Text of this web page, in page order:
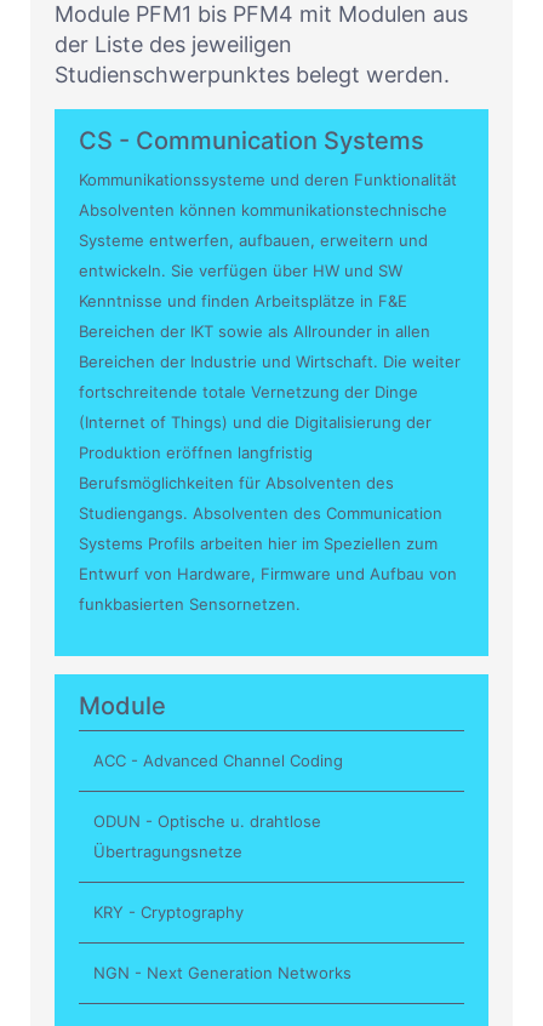
Module PFM1 bis PFM4 mit Modulen aus
der Liste des jeweiligen
Studienschwerpunktes belegt werden.
CS - Communication Systems
Kommunikationssysteme und deren Funktionalität
Absolventen können kommunikationstechnische
Systeme entwerfen, aufbauen, erweitern und
entwickeln. Sie verfügen über HW und SW
Kenntnisse und finden Arbeitsplätze in F&E
Bereichen der IKT sowie als Allrounder in allen
Bereichen der Industrie und Wirtschaft. Die weiter
fortschreitende totale Vernetzung der Dinge
(Internet of Things) und die Digitalisierung der
Produktion eröffnen langfristig
Berufsmöglichkeiten für Absolventen des
Studiengangs. Absolventen des Communication
Systems Profils arbeiten hier im Speziellen zum
Entwurf von Hardware, Firmware und Aufbau von
funkbasierten Sensornetzen.
Module
ACC - Advanced Channel Coding
ODUN - Optische u. drahtlose
Übertragungsnetze
KRY - Cryptography
NGN - Next Generation Networks